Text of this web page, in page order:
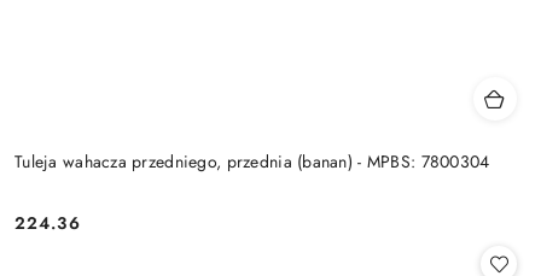
Tuleja wahacza przedniego, przednia (banan) - MPBS: 7800304
Cena:
224.36